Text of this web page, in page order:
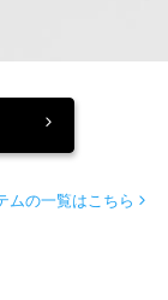
ムの一覧はこちら